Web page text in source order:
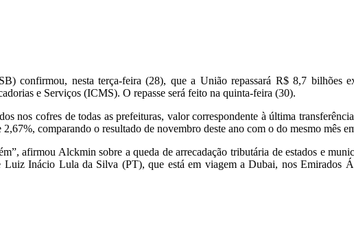
confirmou, nesta terça-feira (28), que a União repassará R$ 8,7 bilhões
e Serviços (ICMS). O repasse será feito na quinta-feira (30).
nos cofres de todas as prefeituras, valor correspondente à última
comparando o resultado de novembro deste ano com o do mesmo mês
afirmou Alckmin sobre a queda de arrecadação tributária de estados e
Inácio Lula da Silva (PT), que está em viagem a Dubai, nos Emirados